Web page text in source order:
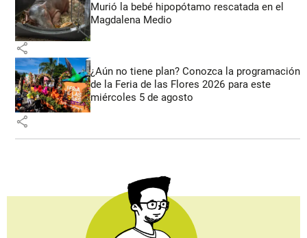
Murió la bebé hipopótamo rescatada en el
Magdalena Medio
share
¿Aún no tiene plan? Conozca la programación
de la Feria de las Flores 2026 para este
miércoles 5 de agosto
share